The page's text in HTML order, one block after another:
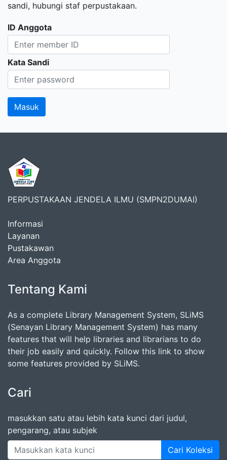
sandi, hubungi staf perpustakaan.
ID Anggota
Kata Sandi
PERPUSTAKAAN JENDELA ILMU (SMPN2DUMAI)
Informasi
Layanan
Pustakawan
Area Anggota
Tentang Kami
As a complete Library Management System, SLiMS
(Senayan Library Management System) has many
features that will help libraries and librarians to do
their job easily and quickly. Follow this link to show
some features provided by SLiMS.
Cari
masukkan satu atau lebih kata kunci dari judul,
pengarang, atau subjek
Cari Koleksi